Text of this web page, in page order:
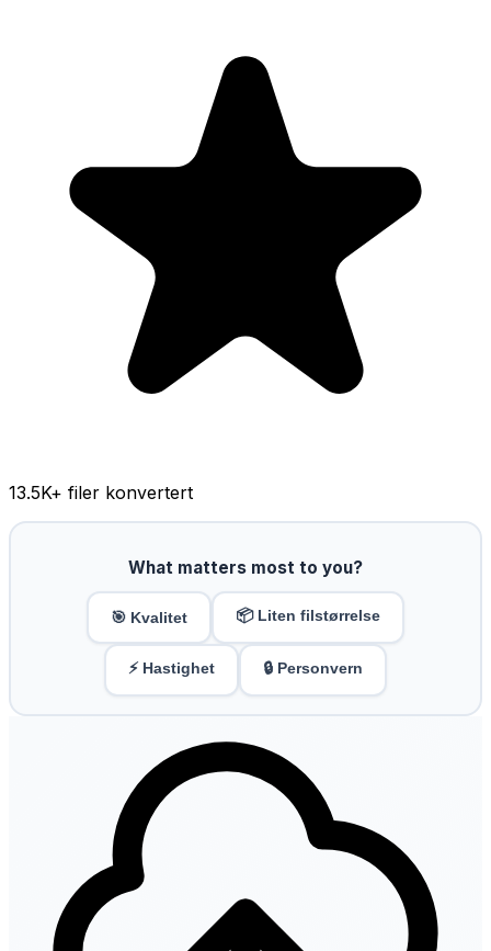
13.5K+ filer konvertert
What matters most to you?
🎯 Kvalitet 📦 Liten filstørrelse
⚡ Hastighet 🔒 Personvern